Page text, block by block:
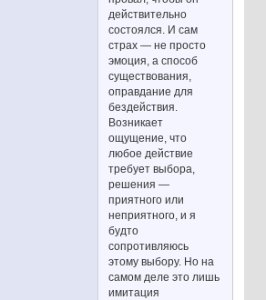
действительно
состоялся. И сам
страх — не просто
эмоция, а способ
существования,
оправдание для
бездействия.
Возникает
ощущение, что
любое действие
требует выбора,
решения —
приятного или
неприятного, и я
будто
сопротивляюсь
этому выбору. Но на
самом деле это лишь
имитация